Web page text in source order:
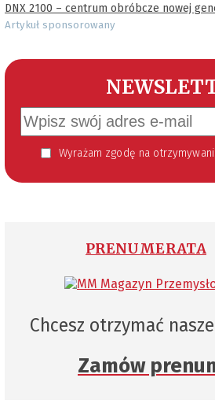
DNX 2100 – centrum obróbcze nowej
Artykuł sponsorowany
Wyrażam zgodę na otrzymywanie informacji handlowej kierowanej do mnie za pomocą środków komunikacji elektronicznej w szczególności poczty elektronicznej zgodnie z przepisem art. 10 ust 2 ustawy z dnia 18 lipca 2002 roku o świadczeniu usług drogą elektroniczną (Dz. U. 144 z 2002 r. poz. 1204). Zgoda jest dobrowolna,
PRENUMERATA
Chcesz otrzymać
Zamów